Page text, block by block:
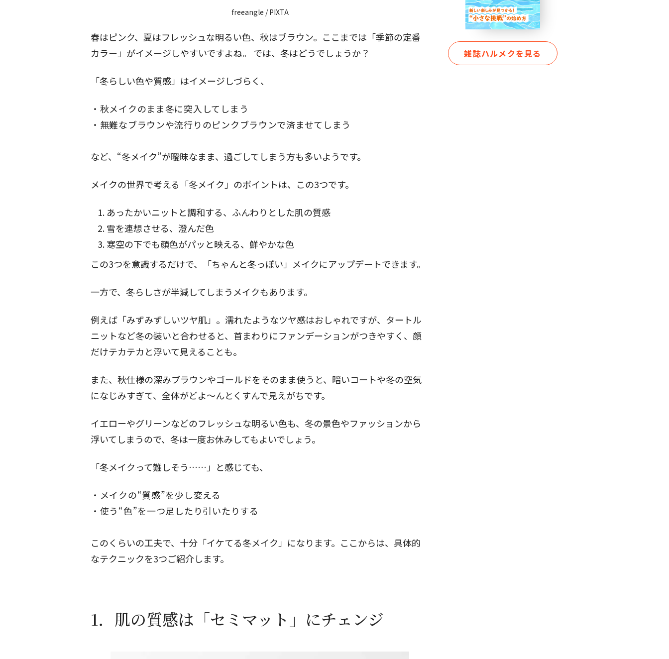
freeangle / PIXTA
春はピンク、夏はフレッシュな明るい色、秋はブラウン。ここまでは「季節の定番
カラー」がイメージしやすいですよね。 では、冬はどうでしょうか？
「冬らしい色や質感」はイメージしづらく、
秋メイクのまま冬に突入してしまう
無難なブラウンや流行りのピンクブラウンで済ませてしまう
など、“冬メイク”が曖昧なまま、過ごしてしまう方も多いようです。
メイクの世界で考える「冬メイク」のポイントは、この3つです。
あったかいニットと調和する、ふんわりとした肌の質感
雪を連想させる、澄んだ色
寒空の下でも顔色がパッと映える、鮮やかな色
この3つを意識するだけで、「ちゃんと冬っぽい」メイクにアップデートできます。
一方で、冬らしさが半減してしまうメイクもあります。
例えば「みずみずしいツヤ肌」。濡れたようなツヤ感はおしゃれですが、タートル
ニットなど冬の装いと合わせると、首まわりにファンデーションがつきやすく、顔
だけテカテカと浮いて見えることも。
また、秋仕様の深みブラウンやゴールドをそのまま使うと、暗いコートや冬の空気
になじみすぎて、全体がどよ〜んとくすんで見えがちです。
イエローやグリーンなどのフレッシュな明るい色も、冬の景色やファッションから
浮いてしまうので、冬は一度お休みしてもよいでしょう。
「冬メイクって難しそう……」と感じても、
メイクの“質感”を少し変える
使う“色”を一つ足したり引いたりする
このくらいの工夫で、十分「イケてる冬メイク」になります。ここからは、具体的
なテクニックを3つご紹介します。
1．肌の質感は「セミマット」にチェンジ
雑誌ハルメクを見る